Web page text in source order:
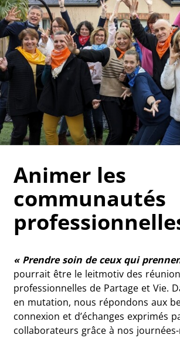
Animer les
communautés
« Prendre soin de ceux qui
pourrait être le leitmotiv des
professionnelles de Partage et Vie.
en mutation, nous répondons aux
connexion et d’échanges exprimés
collaborateurs grâce à nos